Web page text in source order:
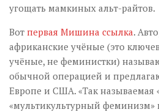
угощать мамкиных альт-райтов.
Вот первая Мишина ссылка.
африканские учёные (это
учёные, не феминистки)
обычной операцией и
Европе и США. «Так называемая
«мультикультурный феминизм»